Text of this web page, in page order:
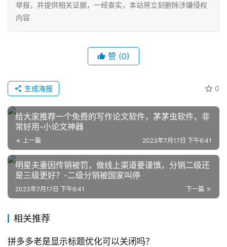
自
媒
体
举报，并提供相关证据，一经查实，本站将立刻删除涉嫌侵权
内容
赞 (0)
0
生成海报
给大家推荐一个免费的写作论文软件，茅茅虫软件，非
常好用-小论文神器
上一篇 2023年7月17日 下午6:41
明星夫妻因传销被罚，做线上渠道要谨慎，分销二级还
是三级更好？-二级分销被国家叫停
下一篇
2023年7月17日 下午6:41
相关推荐
拼多多老是显示标题优化可以关闭吗？